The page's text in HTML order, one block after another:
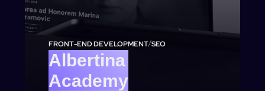
FRONT-END DEVELOPMENT/SEO
Albertina
Academy